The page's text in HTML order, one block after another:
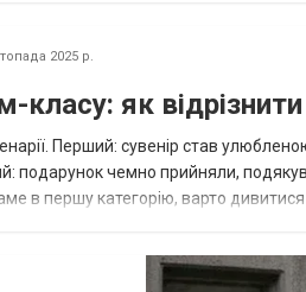
2025 р.
класу: як відрізнити
Перший: сувенір став
подарунок чемно прийняли,
в першу категорію, варто